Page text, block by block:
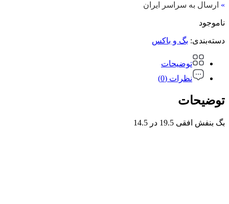
» ارسال به سراسر ایران
ناموجود
دسته‌بندی: بگ و باکس
توضیحات
نظرات (0)
توضیحات
بگ بنفش افقی 19.5 در 14.5